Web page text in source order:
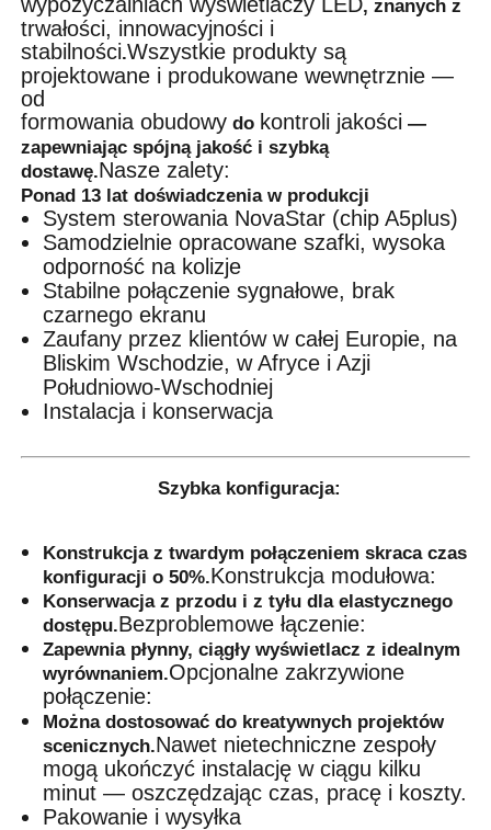
, znanych z
trwałości, innowacyjności i
stabilności.Wszystkie produkty są
projektowane i produkowane wewnętrznie —
od
formowania obudowy do kontroli jakości —
zapewniając spójną jakość i szybką
dostawę.Nasze zalety:
Ponad 13 lat doświadczenia w produkcji
System sterowania NovaStar (chip A5plus)
Samodzielnie opracowane szafki, wysoka
odporność na kolizje
Stabilne połączenie sygnałowe, brak
czarnego ekranu
Zaufany przez klientów w całej Europie, na
Bliskim Wschodzie, w Afryce i Azji
Południowo-Wschodniej
Instalacja i konserwacja
Szybka konfiguracja:
Konstrukcja z twardym połączeniem skraca czas
konfiguracji o 50%.Konstrukcja modułowa:
Konserwacja z przodu i z tyłu dla elastycznego
dostępu.Bezproblemowe łączenie:
Zapewnia płynny, ciągły wyświetlacz z idealnym
wyrównaniem.Opcjonalne zakrzywione
połączenie:
Można dostosować do kreatywnych projektów
scenicznych.Nawet nietechniczne zespoły
mogą ukończyć instalację w ciągu kilku
minut — oszczędzając czas, pracę i koszty.
Pakowanie i wysyłka